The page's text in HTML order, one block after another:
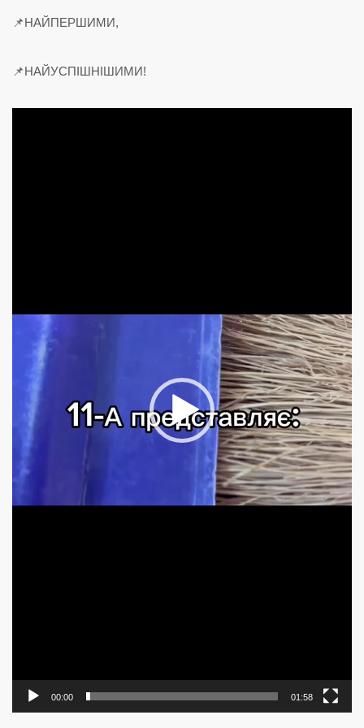
📌НАЙПЕРШИМИ,
📌НАЙУСПІШНІШИМИ!
Відеопрогравач
00:00 01:58